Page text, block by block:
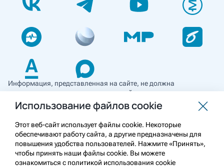
Информация, представленная на сайте, не должна
использоваться для самостоятельной диагностики и лечения
и не может служить заменой очной консультации врача. Перед
применением необходимо ознакомиться
с противопоказаниями препарата. Информация
о лекарственных средствах рецептурного отпуска
предназначена для медицинских и фармацевтических
работников.
Использование файлов cookie
Этот веб-сайт использует файлы cookie. Некоторые
обеспечивают работу сайта, а другие предназначены для
повышения удобства пользователей. Нажмите «Принять»,
чтобы принять наши файлы cookie. Вы можете
ознакомиться с политикой использования cookie